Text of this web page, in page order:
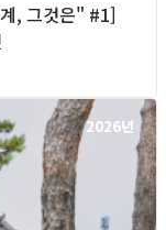
, 그것은" #1]
2026년